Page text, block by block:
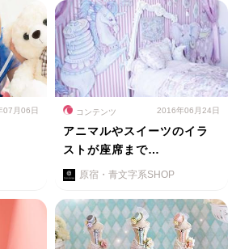
07月06日 コンテンツ 2016年06月24日
アニマルやスイーツのイラ
ストが座席まで…
原宿・青文字系SHOP